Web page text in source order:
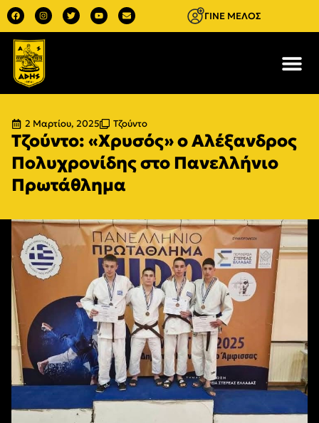
ΓΙΝΕ ΜΕΛΟΣ
2 Μαρτίου, 2025 Τζούντο
Τζούντο: «Χρυσός» ο Αλέξανδρος
Πολυχρονίδης στο Πανελλήνιο
Πρωτάθλημα